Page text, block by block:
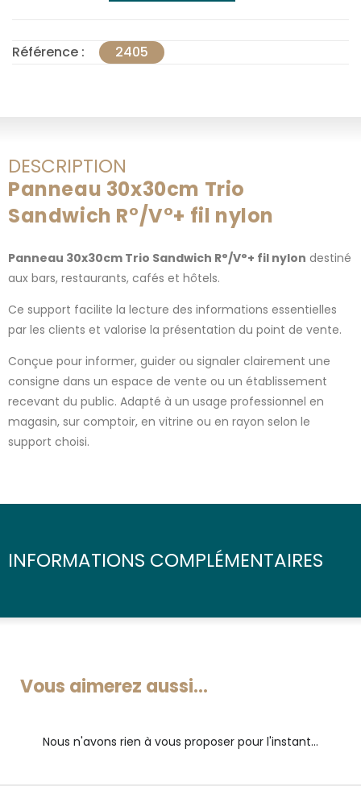
Référence : 2405
DESCRIPTION
Panneau 30x30cm Trio
Sandwich R°/V°+ fil nylon
Panneau 30x30cm Trio Sandwich R°/V°+ fil nylon destiné
aux bars, restaurants, cafés et hôtels.
Ce support facilite la lecture des informations essentielles
par les clients et valorise la présentation du point de vente.
Conçue pour informer, guider ou signaler clairement une
consigne dans un espace de vente ou un établissement
recevant du public. Adapté à un usage professionnel en
magasin, sur comptoir, en vitrine ou en rayon selon le
support choisi.
INFORMATIONS COMPLÉMENTAIRES
Vous aimerez aussi...
Nous n'avons rien à vous proposer pour l'instant...